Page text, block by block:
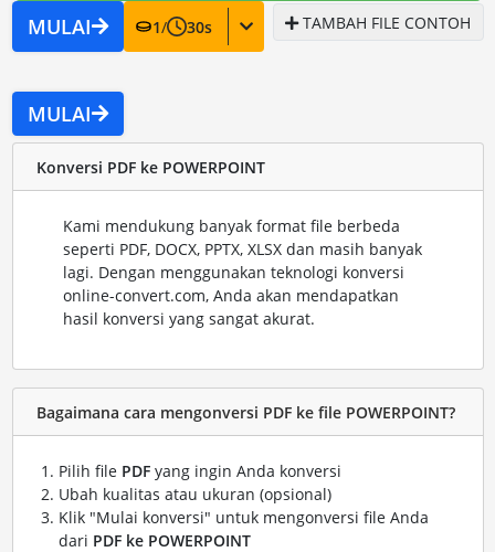
MULAI 1/ 30s TAMBAH FILE CONTOH
MULAI
Konversi PDF ke POWERPOINT
Kami mendukung banyak format file berbeda
seperti PDF, DOCX, PPTX, XLSX dan masih banyak
lagi. Dengan menggunakan teknologi konversi
online-convert.com, Anda akan mendapatkan
hasil konversi yang sangat akurat.
Bagaimana cara mengonversi PDF ke file POWERPOINT?
Pilih file PDFyang ingin Anda konversi
Ubah kualitas atau ukuran (opsional)
Klik "Mulai konversi" untuk mengonversi file Anda
dari PDF ke POWERPOINT